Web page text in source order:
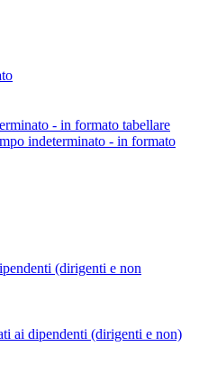
- in formato tabellare
indeterminato - in formato
(dirigenti e non
ai dipendenti (dirigenti e non)